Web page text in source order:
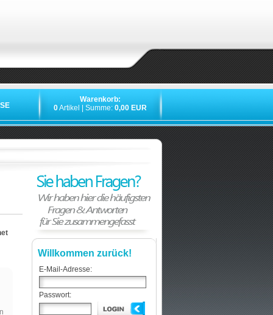
Warenkorb:
0Artikel | Summe: 0,00 EUR
Willkommen zurück!
E-Mail-Adresse:
Passwort: